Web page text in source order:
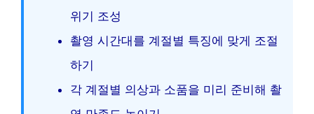
위기 조성
촬영 시간대를 계절별 특징에 맞게 조절
하기
각 계절별 의상과 소품을 미리 준비해 촬